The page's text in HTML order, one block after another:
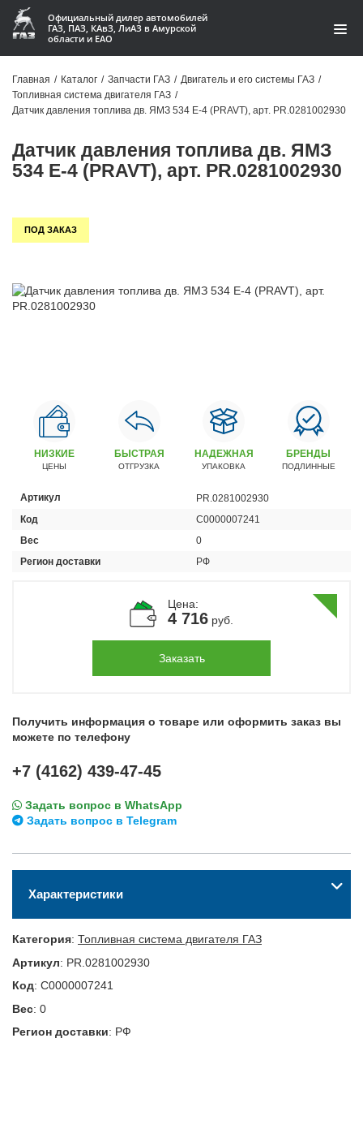
Официальный дилер автомобилей
ГАЗ, ПАЗ, КАвЗ, ЛиАЗ в Амурской
области и ЕАО
Акции
О компании
Контакты
Доставка
Статьи
+7 (4162) 22-95-09
Запчасти
+7 (4162) 22-95-79
Сервисный центр
+7 (4162) 22–95–69
График работы: ПН-ПТ с 8.30 до 18.00 (+6 по МСК)
График работы сервис: ПН-СБ с 8.30 до 20.00
Главная / Каталог / Запчасти ГАЗ / Двигатель и его системы ГАЗ /
Топливная система двигателя ГАЗ /
Датчик давления топлива дв. ЯМЗ 534 Е-4 (PRAVT), арт. PR.0281002930
Датчик давления топлива дв. ЯМЗ
534 Е-4 (PRAVT), арт. PR.0281002930
ПОД ЗАКАЗ
НИЗКИЕ
ЦЕНЫ
БЫСТРАЯ
ОТГРУЗКА
НАДЕЖНАЯ
УПАКОВКА
БРЕНДЫ
ПОДЛИННЫЕ
Артикул
PR.0281002930
Код
С0000007241
Вес
0
Регион доставки
РФ
Цена:
4 716 руб.
Заказать
Получить информация о товаре или оформить заказ вы
можете по телефону
+7 (4162) 439-47-45
Задать вопрос в WhatsApp
Задать вопрос в Telegram
Характеристики
Категория: Топливная система двигателя ГАЗ
Артикул: PR.0281002930
Код: С0000007241
Вес: 0
Регион доставки: РФ